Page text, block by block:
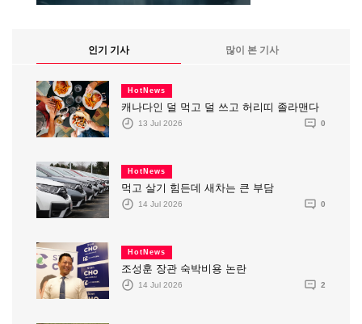
인기 기사 많이 본 기사
HotNews
캐나다인 덜 먹고 덜 쓰고 허리띠 졸라맨다
13 Jul 2026 0
HotNews
먹고 살기 힘든데 새차는 큰 부담
14 Jul 2026 0
HotNews
조성훈 장관 숙박비용 논란
14 Jul 2026 2